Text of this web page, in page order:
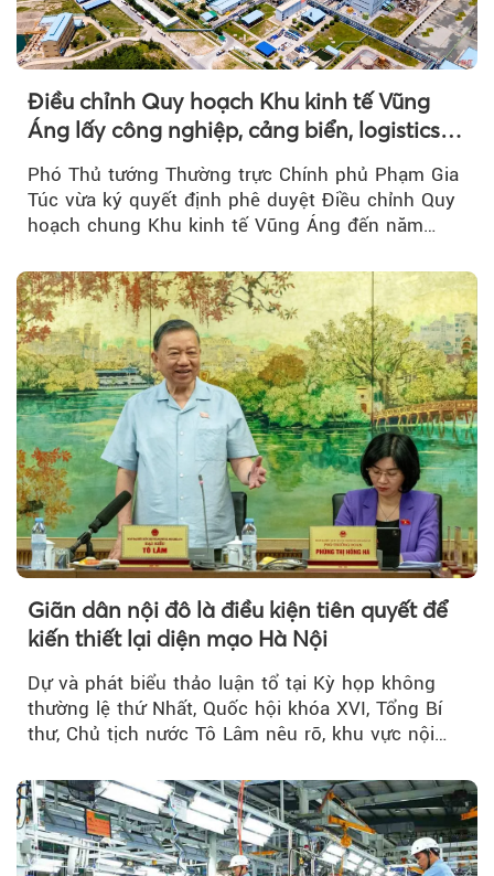
Điều chỉnh Quy hoạch Khu kinh tế Vũng
Áng lấy công nghiệp, cảng biển, logistics
Phó Thủ tướng Thường trực Chính phủ Phạm Gia
Túc vừa ký quyết định phê duyệt Điều chỉnh Quy
hoạch chung Khu kinh tế Vũng Áng đến năm
Giãn dân nội đô là điều kiện tiên quyết để
kiến thiết lại diện mạo Hà Nội
Dự và phát biểu thảo luận tổ tại Kỳ họp không
thường lệ thứ Nhất, Quốc hội khóa XVI, Tổng Bí
thư, Chủ tịch nước Tô Lâm nêu rõ, khu vực nội